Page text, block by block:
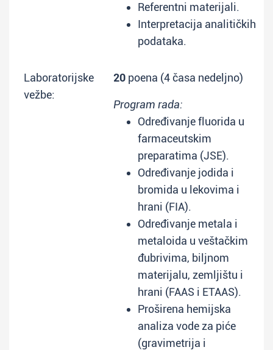
Referentni materijali.
Interpretacija analitičkih
podataka.
Laboratorijske
vežbe:
20 poena (4 časa nedeljno)
Program rada:
Određivanje fluorida u
farmaceutskim
preparatima (JSE).
Određivanje jodida i
bromida u lekovima i
hrani (FIA).
Određivanje metala i
metaloida u veštačkim
đubrivima, biljnom
materijalu, zemljištu i
hrani (FAAS i ETAAS).
Proširena hemijska
analiza vode za piće
(gravimetrija i